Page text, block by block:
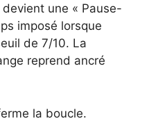
une « Pause-
imposé lorsque
de 7/10. La
reprend ancré
la boucle.